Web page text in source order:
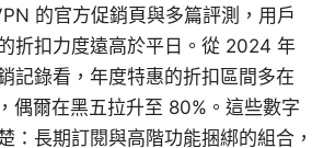
的官方促銷頁與多篇評測，用戶
折扣力度遠高於平日。從 2024 年
記錄看，年度特惠的折扣區間多在
偶爾在黑五拉升至 80%。這些數字
：長期訂閱與高階功能捆綁的組合，